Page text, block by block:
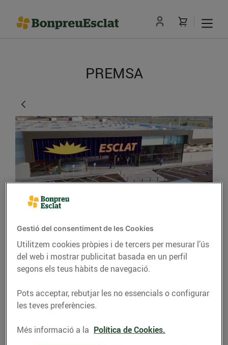
PREMSA
Bon Preu obrirà 20
noves instal·lacions
durant el segon
semestre de 2018
Durant el segon semestre de l’any, el
nous establiments Bonpreu i Esclat, 9
Gestió del consentiment de les Cookies
Utilitzem cookies pròpies i de tercers per mesurar l’ús
del web i mostrar publicitat basada en un perfil
segons els teus hàbits de navegació.
Pots acceptar, rebutjar les no essencials o configurar
les teves preferències.
Més informació a la Política de Cookies.